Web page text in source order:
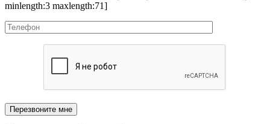
minlength:3 maxlength:71]